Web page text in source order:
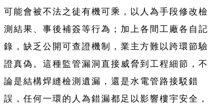
可能會被不法之徒有機可乘，以人為手段修改檢
測結果、事後補簽等行為；加上各間工廠各自記
錄，缺乏公開可查證機制，業主方難以跨環節驗
證真偽。這種監管漏洞直接威脅到工程細節，不
論是結構焊縫檢測遺漏，還是水電管路接駁錯
誤，任何一環的人為錯漏都足以影響樓宇安全，